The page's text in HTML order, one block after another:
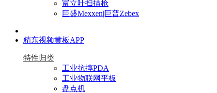
富立叶扫描枪
巨盛Mexxen|巨普Zebex
|
精东视频黄板APP
特性归类
工业抗摔PDA
工业物联网平板
盘点机